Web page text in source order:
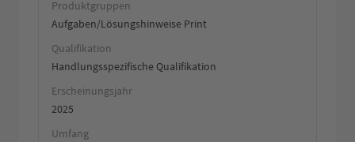
Produktgruppen
Aufgaben/Lösungshinweise Print
Qualifikation
Handlungsspezifische Qualifikation
Erscheinungsjahr
2025
Umfang